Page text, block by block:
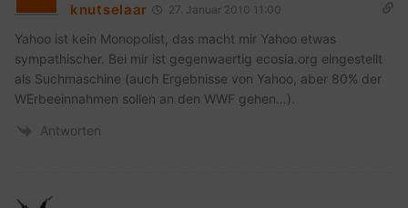
knutselaar 27. Januar 2010 11:00
Yahoo ist kein Monopolist, das macht mir Yahoo etwas
sympathischer. Bei mir ist gegenwaertig ecosia.org eingestellt
als Suchmaschine (auch Ergebnisse von Yahoo, aber 80% der
WErbeeinnahmen sollen an den WWF gehen…).
Antworten